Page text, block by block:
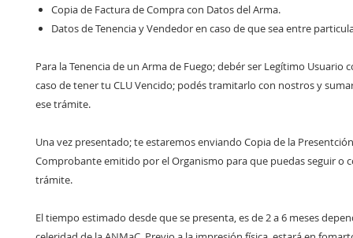
Copia de Factura de Compra con Datos del Arma.
Datos de Tenencia y Vendedor en caso de que sea entre
Para la Tenencia de un Arma de Fuego; debér ser Legítimo Usuario
caso de tener tu CLU Vencido; podés tramitarlo con nostros y
ese trámite.
Una vez presentado; te estaremos enviando Copia de la
Comprobante emitido por el Organismo para que puedas seguir o
trámite.
El tiempo estimado desde que se presenta, es de 2 a 6 meses